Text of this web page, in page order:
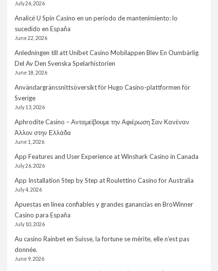
July 26, 2026
Analicé U Spin Casino en un período de mantenimiento: lo
sucedido en España
June 22, 2026
Anledningen till att Unibet Casino Mobilappen Blev En Oumbärlig
Del Av Den Svenska Spelarhistorien
June 18, 2026
Användargränssnittsöversikt för Hugo Casino-plattformen för
Sverige
July 13, 2026
Aphrodite Casino – Ανταμείβουμε την Αφιέρωση Σαν Κανέναν
Άλλον στην Ελλάδα
June 1, 2026
App Features and User Experience at Winshark Casino in Canada
July 26, 2026
App Installation Step by Step at Roulettino Casino for Australia
July 4, 2026
Apuestas en línea confiables y grandes ganancias en BroWinner
Casino para España
July 10, 2026
Au casino Rainbet en Suisse, la fortune se mérite, elle n’est pas
donnée.
June 9, 2026